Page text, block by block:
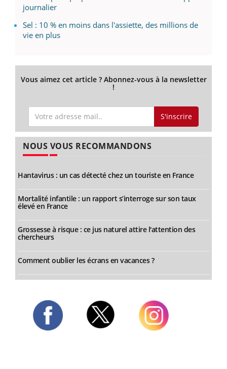
journalier
Sel : 10 % en moins dans l'assiette, des millions de
vie en plus
Vous aimez cet article ? Abonnez-vous à la newsletter
!
S'inscrire
NOUS VOUS RECOMMANDONS
Hantavirus : un cas détecté chez un touriste en France
Mortalité infantile : un rapport s’interroge sur son taux
élevé en France
Grossesse à risque : ce jus naturel attire l'attention des
chercheurs
Comment oublier les écrans en vacances ?